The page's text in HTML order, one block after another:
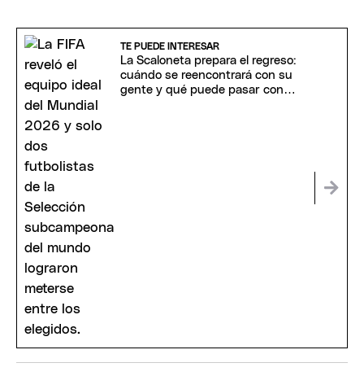
TE PUEDE INTERESAR
La Scaloneta prepara el regreso:
cuándo se reencontrará con su
gente y qué puede pasar con